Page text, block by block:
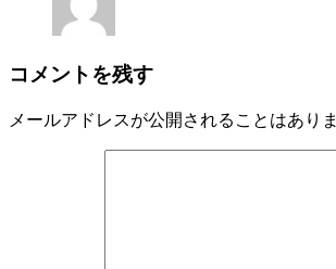
コメントを残す
メールアドレスが公開されることはありま